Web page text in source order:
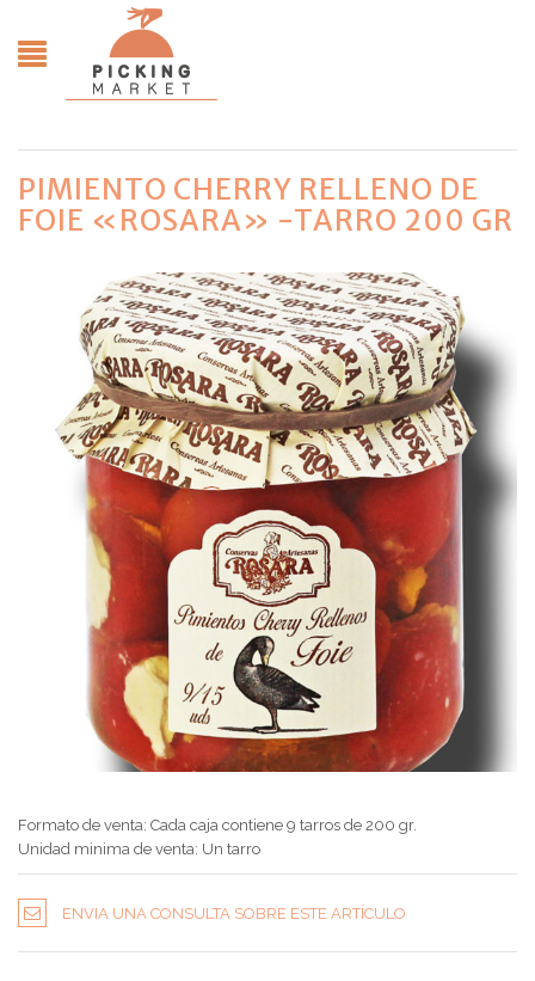
PIMIENTO CHERRY RELLENO DE
FOIE «ROSARA» -TARRO 200 GR
Formato de venta: Cada caja contiene 9 tarros de 200 gr.
Unidad minima de venta: Un tarro
ENVIA UNA CONSULTA SOBRE ESTE ARTÍCULO